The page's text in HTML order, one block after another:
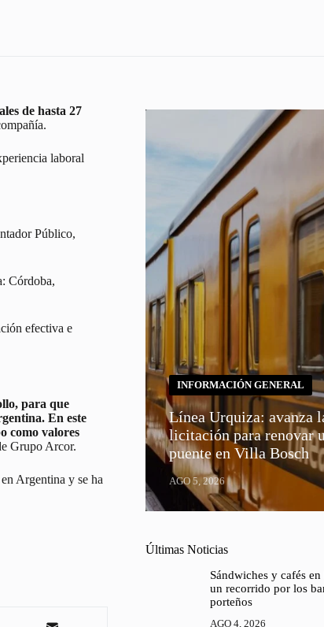
de hasta 27
laboral
Público,
Córdoba,
efectiva e
para que
En este
como valores
Grupo Arcor.
Argentina y se ha
INFORMACIÓN GENERAL
Línea Urquiza: avanza
licitación para renovar
puente en Villa Bosch
AGO 5, 2026
Últimas Noticias
Sándwiches y cafés
un recorrido por los
porteños
AGO 4, 2026